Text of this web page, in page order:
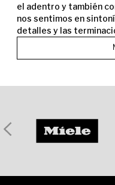
el adentro y también
nos sentimos en
detalles y las